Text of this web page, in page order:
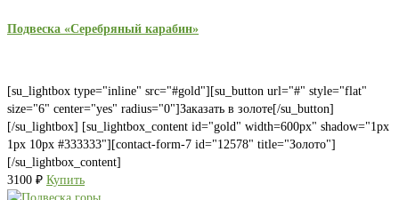
Подвеска «Серебряный карабин»
[su_lightbox type="inline" src="#gold"][su_button url="#" style="flat"
size="6" center="yes" radius="0"]Заказать в золоте[/su_button]
[/su_lightbox] [su_lightbox_content id="gold" width=600px" shadow="1px
1px 10px #333333"][contact-form-7 id="12578" title="Золото"]
[/su_lightbox_content]
3100 ₽ Купить